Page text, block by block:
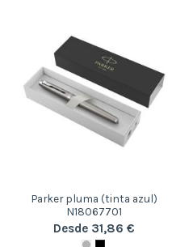
Parker pluma (tinta azul)
N18067701
Desde 31,86 €